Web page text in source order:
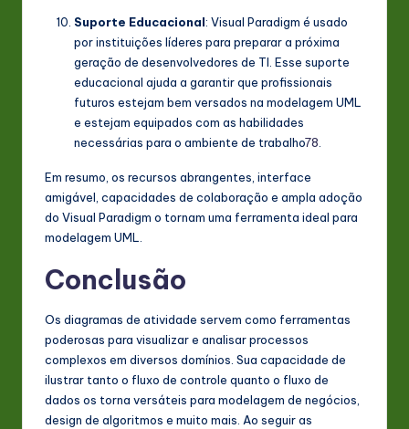
Suporte Educacional: Visual Paradigm é usado
por instituições líderes para preparar a próxima
geração de desenvolvedores de TI. Esse suporte
educacional ajuda a garantir que profissionais
futuros estejam bem versados na modelagem UML
e estejam equipados com as habilidades
necessárias para o ambiente de trabalho78
Em resumo, os recursos abrangentes, interface
amigável, capacidades de colaboração e ampla adoção
do Visual Paradigm o tornam uma ferramenta ideal para
modelagem UML.
Conclusão
Os diagramas de atividade servem como ferramentas
poderosas para visualizar e analisar processos
complexos em diversos domínios. Sua capacidade de
ilustrar tanto o fluxo de controle quanto o fluxo de
dados os torna versáteis para modelagem de negócios,
design de algoritmos e muito mais. Ao seguir as